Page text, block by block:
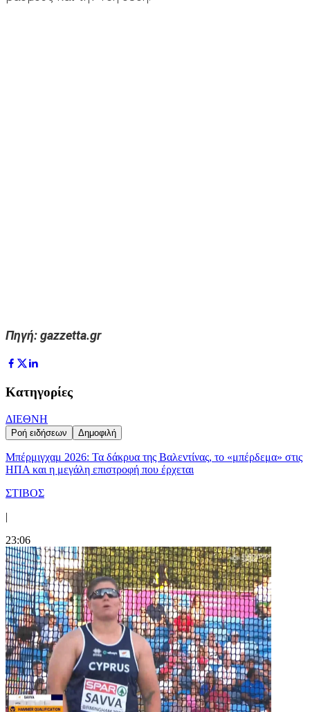
Πηγή: gazzetta.gr
Κατηγορίες
ΔΙΕΘΝΗ
Ροή ειδήσεων Δημοφιλή
Μπέρμιγχαμ 2026: Τα δάκρυα της Βαλεντίνας, το «μπέρδεμα» στις
ΗΠΑ και η μεγάλη επιστροφή που έρχεται
ΣΤΙΒΟΣ
|
23:06